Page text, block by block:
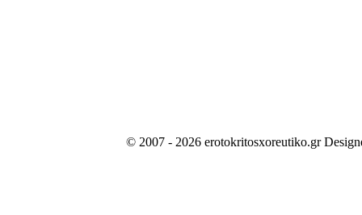
© 2007 - 2026 erotokritosxoreutiko.gr